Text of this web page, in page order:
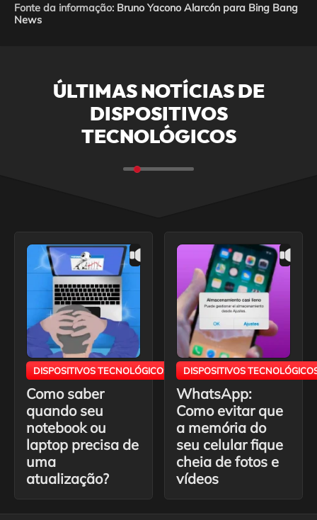
Fonte da informação: Bruno Yacono Alarcón para Bing Bang
News
ÚLTIMAS NOTÍCIAS DE
DISPOSITIVOS
TECNOLÓGICOS
DISPOSITIVOS TECNOLÓGICOS
Como saber
quando seu
notebook ou
laptop precisa de
uma
atualização?
DISPOSITIVOS
WhatsApp:
Como evitar que
a memória do
seu celular fique
cheia de fotos e
vídeos